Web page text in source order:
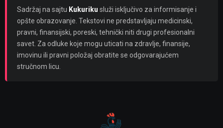
Sadržaj na sajtu Kukuriku služi isključivo za informisanje i
opšte obrazovanje. Tekstovi ne predstavljaju medicinski,
pravni, finansijski, poreski, tehnički niti drugi profesionalni
savet. Za odluke koje mogu uticati na zdravlje, finansije,
imovinu ili pravni položaj obratite se odgovarajućem
stručnom licu.